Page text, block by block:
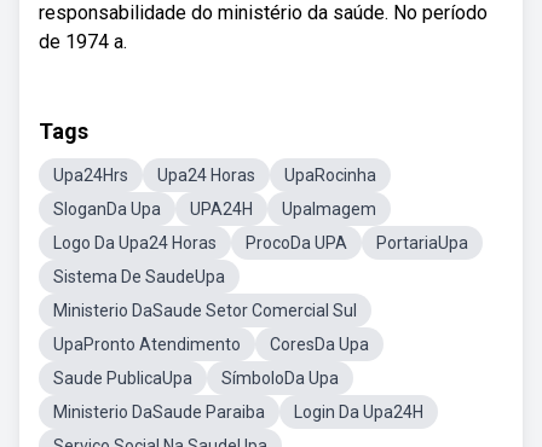
responsabilidade do ministério da saúde. No período
de 1974 a.
Tags
Upa24Hrs Upa24 Horas
UpaRocinha
SloganDa Upa
UPA24H
UpaImagem
Logo Da Upa24 Horas
ProcoDa UPA
PortariaUpa
Sistema De SaudeUpa
Ministerio DaSaude Setor Comercial Sul
UpaPronto Atendimento
CoresDa Upa
Saude PublicaUpa
SímboloDa Upa
Ministerio DaSaude Paraiba
Login Da Upa24H